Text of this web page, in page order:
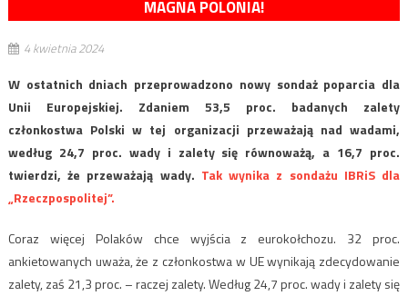
MAGNA POLONIA!
4 kwietnia 2024
W ostatnich dniach przeprowadzono nowy sondaż poparcia dla
Unii Europejskiej. Zdaniem 53,5 proc. badanych zalety
członkostwa Polski w tej organizacji przeważają nad wadami,
według 24,7 proc. wady i zalety się równoważą, a 16,7 proc.
twierdzi, że przeważają wady. Tak wynika z sondażu IBRiS dla
„Rzeczpospolitej”.
Coraz więcej Polaków chce wyjścia z eurokołchozu. 32 proc.
ankietowanych uważa, że z członkostwa w UE wynikają zdecydowanie
zalety, zaś 21,3 proc. – raczej zalety. Według 24,7 proc. wady i zalety się